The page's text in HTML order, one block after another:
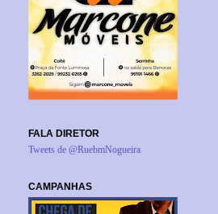
FALA DIRETOR
Tweets de @RuebmNogueira
CAMPANHAS